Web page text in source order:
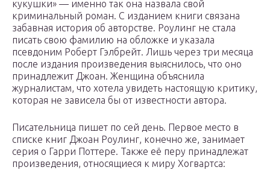
кукушки» — именно так она назвала свой
криминальный роман. С изданием книги связана
забавная история об авторстве. Роулинг не стала
писать свою фамилию на обложке и указала
псевдоним Роберт Гэлбрейт. Лишь через три месяца
после издания произведения выяснилось, что оно
принадлежит Джоан. Женщина объяснила
журналистам, что хотела увидеть настоящую критику,
которая не зависела бы от известности автора.
Писательница пишет по сей день. Первое место в
списке книг Джоан Роулинг, конечно же, занимает
серия о Гарри Поттере. Также её перу принадлежат
произведения, относящиеся к миру Хогвартса: